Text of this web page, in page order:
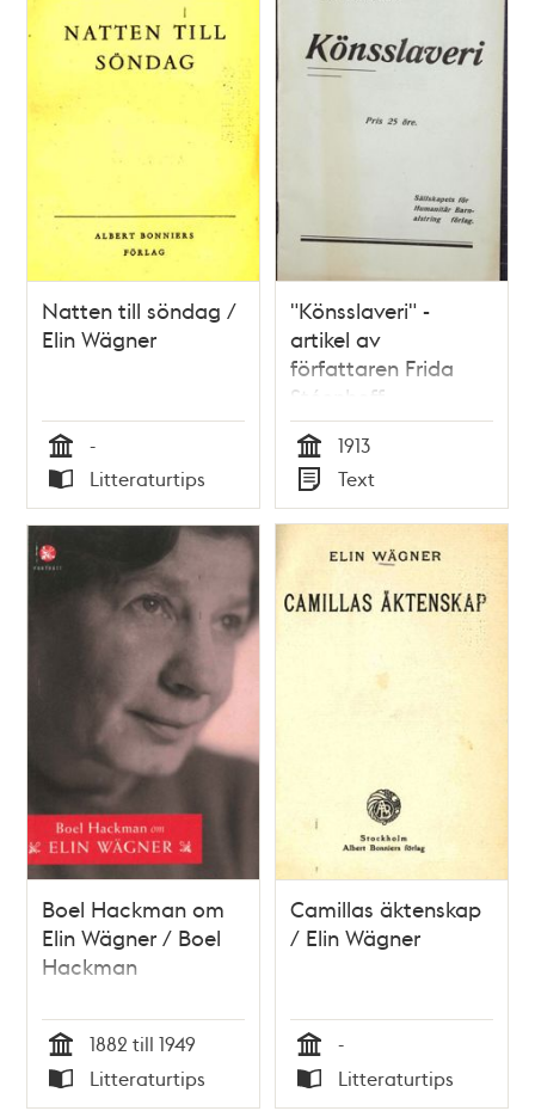
Natten till söndag /
Elin Wägner
Tid
-
Typ
Litteraturtips
"Könsslaveri" -
artikel av
författaren Frida
Stéenhoff
Tid
1913
Typ
Text
Boel Hackman om
Elin Wägner / Boel
Hackman
Tid
1882 till 1949
Typ
Litteraturtips
Camillas äktenskap
/ Elin Wägner
Tid
-
Typ
Litteraturtips